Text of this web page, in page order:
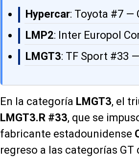
Hypercar: Toyota #7 —
LMP2: Inter Europol
LMGT3: TF Sport #33
En la categoría LMGT3, el
LMGT3.R #33, que se
fabricante estadounidense
regreso a las categorías